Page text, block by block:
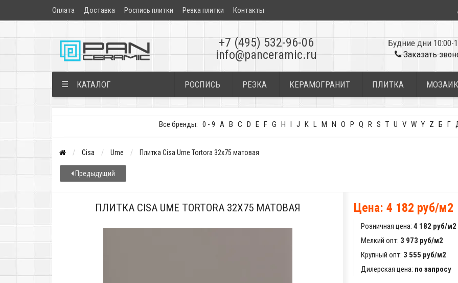
Оплата Доставка Роспись плитки Резка плитки Контакты
+7 (495) 532-96-06
info@panceramic.ru
Будние дни 10:00-
Заказать
☰ КАТАЛОГ РОСПИСЬ РЕЗКА КЕРАМОГРАНИТ ПЛИТКА
Все бренды: 0 - 9 A B C D E F G H I J K L M N O P Q R S T U V W Y Z Б Г
Cisa Ume Плитка Cisa Ume Tortora 32x75 матовая
Предыдущий
ПЛИТКА CISA UME TORTORA 32X75 МАТОВАЯ Цена: 4 182 руб/м2
Розничная цена: 4 182 руб/м2
Мелкий опт: 3 973 руб/м2
Крупный опт: 3 555 руб/м2
Дилерская цена: по запросу